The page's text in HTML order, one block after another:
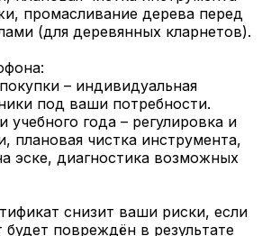
промасливание дерева перед
(для деревянных кларнетов).
– индивидуальная
под ваши потребности.
года – регулировка и
плановая чистка инструмента,
эске, диагностика возможных
снизит ваши риски, если
повреждён в результате